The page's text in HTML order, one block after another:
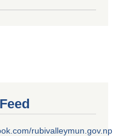
rubivalleymun.gov.np